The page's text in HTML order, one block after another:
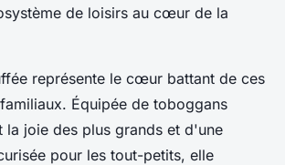
de loisirs au cœur de la
représente le cœur battant de ces
Équipée de toboggans
la joie des plus grands et d'une
pour les tout-petits, elle